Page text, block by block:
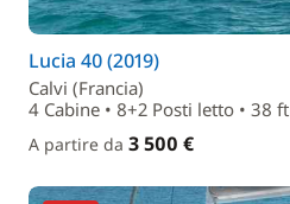
Lucia 40 (2019)
Calvi (Francia)
4 Cabine • 8+2 Posti letto • 38 ft
A partire da 3 500 €